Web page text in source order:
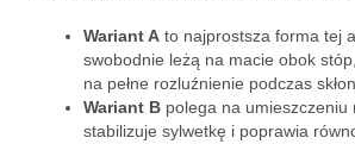
Wariant A to najprostsza forma tej
swobodnie leżą na macie obok
na pełne rozluźnienie podczas
Wariant B polega na
stabilizuje sylwetkę i poprawia